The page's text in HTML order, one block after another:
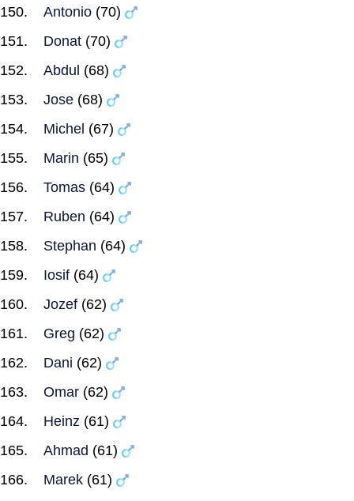
Antonio (70)
Donat (70)
Abdul (68)
Jose (68)
Michel (67)
Marin (65)
Tomas (64)
Ruben (64)
Stephan (64)
Iosif (64)
Jozef (62)
Greg (62)
Dani (62)
Omar (62)
Heinz (61)
Ahmad (61)
Marek (61)